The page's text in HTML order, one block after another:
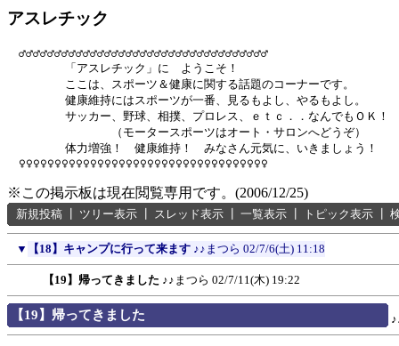
アスレチック
♂♂♂♂♂♂♂♂♂♂♂♂♂♂♂♂♂♂♂♂♂♂♂♂♂♂♂♂♂♂♂♂♂♂♂
「アスレチック」に　ようこそ！
ここは、スポーツ＆健康に関する話題のコーナーです。
健康維持にはスポーツが一番、見るもよし、やるもよし。
サッカー、野球、相撲、プロレス、ｅｔｃ．．なんでもＯＫ！
（モータースポーツはオート・サロンへどうぞ）
体力増強！　健康維持！　みなさん元気に、いきましょう！
※この掲示板は現在閲覧専用です。(2006/12/25)
新規投稿 ツリー表示 スレッド表示 一覧表示 トピック表示
▼ 【18】キャンプに行って来ます ♪♪まつら 02/7/6(土) 11:18
【19】帰ってきました ♪♪まつら 02/7/11(木) 19:22
【19】帰ってきました